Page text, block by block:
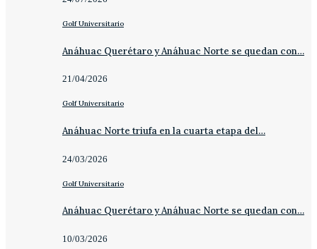
Golf Universitario
Anáhuac Querétaro y Anáhuac Norte se quedan con…
21/04/2026
Golf Universitario
Anáhuac Norte triufa en la cuarta etapa del…
24/03/2026
Golf Universitario
Anáhuac Querétaro y Anáhuac Norte se quedan con…
10/03/2026